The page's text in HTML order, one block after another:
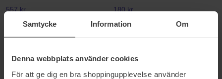
Samtycke Information Om
Denna webbplats använder cookies
För att ge dig en bra shoppingupplevelse använder
557 kr 180 kr
I'm From
110 g
Medik8
Mask
Mask